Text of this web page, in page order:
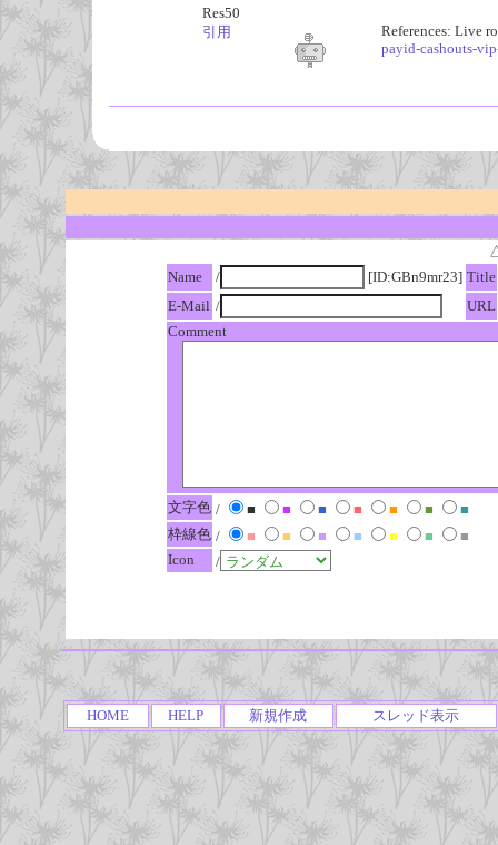
Res50
引用
References: Live
payid-cashouts-
Name
/ [ID:GBn9mr23] Title
E-Mail /
URL
Comment
文字色 / ■ ■ ■ ■ ■ ■
■
枠線色 / ■ ■ ■ ■ ■ ■
■
Icon
/
HOME HELP 新規作成 スレッド表示